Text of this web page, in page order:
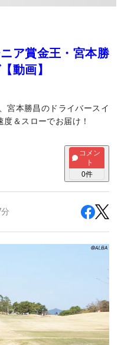
ア賞金王・宮本勝
動画】
宮本勝昌のドライバースイ
＆スローでお届け！
コメン
ト
0件